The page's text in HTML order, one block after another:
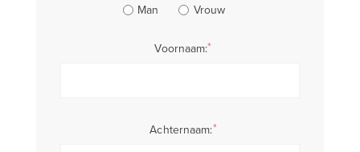
Man
Vrouw
Voornaam:*
Achternaam:*